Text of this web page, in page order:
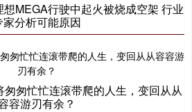
MEGA行驶中起火被烧成空架 行业
家分析可能原因
匆忙忙连滚带爬的人生，变回从从
容游刃有余？